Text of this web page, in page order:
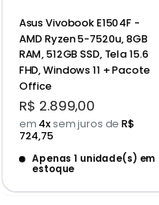
Asus Vivobook E1504F -
AMD Ryzen 5-7520u, 8GB
RAM, 512GB SSD, Tela 15.6
FHD, Windows 11 + Pacote
Office
Preço
promocional
R$ 2.899,00
em 4xsem juros deR$
724,75
Apenas 1 unidade(s) em
estoque